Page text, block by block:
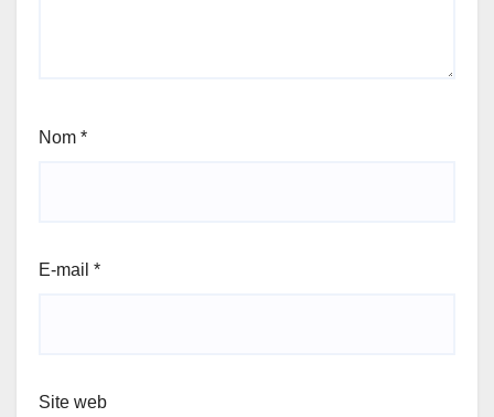
Nom *
E-mail *
Site web